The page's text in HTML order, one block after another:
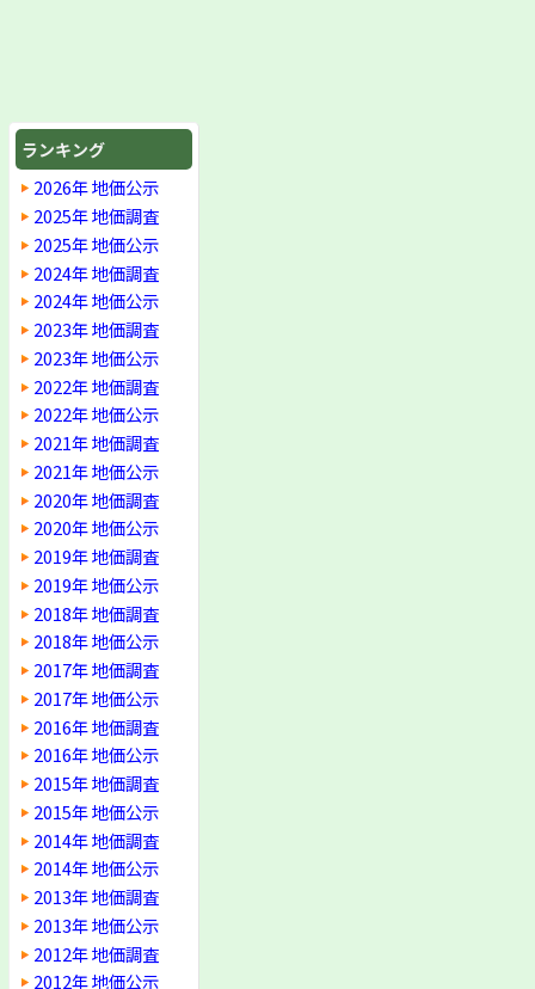
ランキング
2026年 地価公示
2025年 地価調査
2025年 地価公示
2024年 地価調査
2024年 地価公示
2023年 地価調査
2023年 地価公示
2022年 地価調査
2022年 地価公示
2021年 地価調査
2021年 地価公示
2020年 地価調査
2020年 地価公示
2019年 地価調査
2019年 地価公示
2018年 地価調査
2018年 地価公示
2017年 地価調査
2017年 地価公示
2016年 地価調査
2016年 地価公示
2015年 地価調査
2015年 地価公示
2014年 地価調査
2014年 地価公示
2013年 地価調査
2013年 地価公示
2012年 地価調査
2012年 地価公示